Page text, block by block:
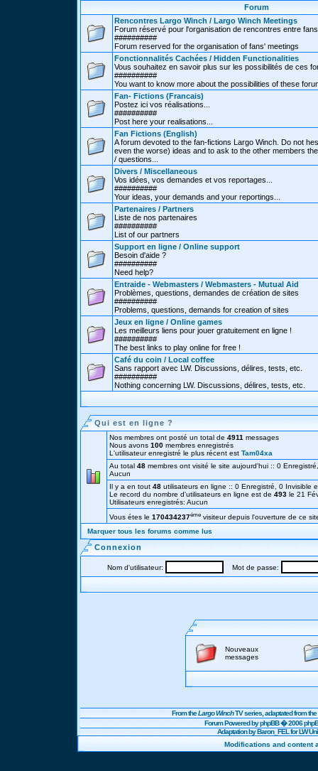
Forum
Rencontres Largo Winch / Largo Winch Meetings
Forum réservé pour l'organisation de rencontres entre fans
##########
Forum reserved for the organisation of fans' meetings
Fonctionnalités Cachées / Hidden Functionalities
Vous souhaitez en savoir plus sur les possibilités de ces
##########
You want to know more about the possibilities of these
Fan- Fictions (Francais)
Postez ici vos réalisations...
##########
Post here your realisations...
Fan Fictions (English)
A forum devoted to the fan-fictions Largo Winch. Do not
even the worse) ideas and to ask to the other members
/ questions...
Divers / Miscellaneous
Vos idées, vos demandes et vos reportages...
##########
Your ideas, your demands and your reportings...
Partenaires / Partners
Liste de nos partenaires
##########
List of our partners
Support en ligne / Online support
Besoin d'aide ?
##########
Need help?
Entraide - Webmasters / Webmasters - Mutual Aid
Problèmes, questions, demandes de création de sites
##########
Problems, questions, demands for creation of sites
Jeux en ligne / Online games
Les meilleurs liens pour jouer gratuitement en ligne !
##########
The best links to play online for free !
Café du coin / Local coffee
Sans rapport avec LW. Discussions, délires, tests, etc.
##########
Nothing concerning LW. Discussions, délires, tests, etc.
Qui est en ligne ?
Nos membres ont posté un total de 4911 messages
Nous avons 100 membres enregistrés
L'utilisateur enregistré le plus récent est Tam04xa
Au total 48 membres ont visité le site aujourd'hui :: 0
Aucun
Il y a en tout 48 utilisateurs en ligne :: 0 Enregistré, 0
Le record du nombre d'utilisateurs en ligne est de 493 le 21
Utilisateurs enregistrés: Aucun
Vous étes le 170434237éme visiteur depuis l'ouverture de ce
Marquer tous les forums comme lus
Connexion
Nom d'utilisateur: Mot de passe:
Nouveaux
messages
From theLargo WinchTV series, adaptated from
Forum Powered byphpBB� 2006
Adaptation by Baron_FEL for LW
Modifications and content